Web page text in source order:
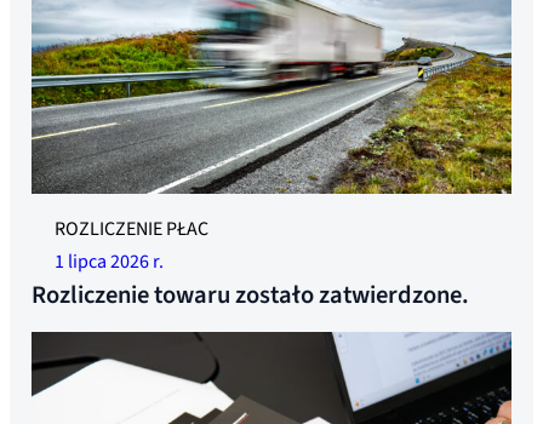
Zdjęcie ilustracyjne
ROZLICZENIE PŁAC
1 lipca 2026 r.
Rozliczenie towaru zostało zatwierdzone.